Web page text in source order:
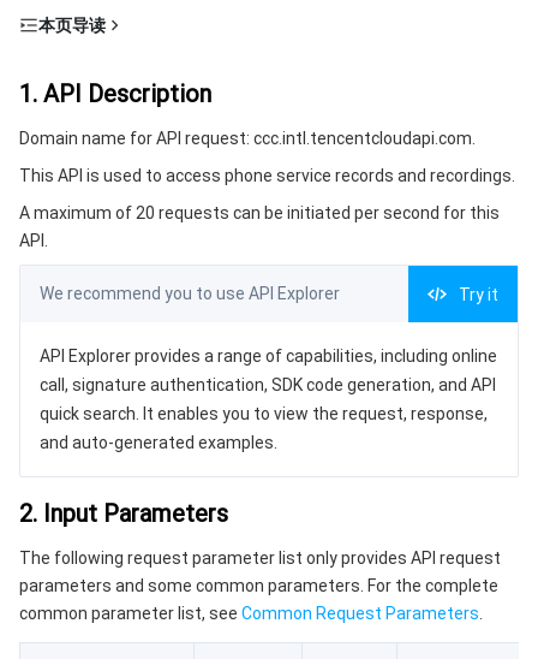
DDoS 防护
安全加速 SCDN
裸金属云服务器
GPU 云服务器
弹性伸缩
批量计算
高性能计算集群
容器
容器服务
容器镜像服务
分布式云
边缘可用区
弹性微服务
Serverless
文件存储
云 HDFS
数据加速器 GooseFS
日志服务
智能媒资托管
关系型数据库
云数据库 MariaDB
云数据库 PostgreSQL
云数据库 SQL Server
TDSQL-C MySQL 版
TDSQL MySQL 版
TDSQL Boundless
NoSQL 数据库
腾讯云分布式缓存数据库（兼容 Redis）
云数据库 MongoDB
数据库 SaaS 服务
数据传输服务
网络
本页导读
2. Input Parameters
3. Output Parameters
4. Example
Example1 Sample Code For Accessing Phone Call Record
5. Developer Resources
SDK
Command Line Interface
6. Error Code
1. API Description
Domain name for API request: ccc.intl.tencentcloudapi.com.
This API is used to access phone service records and recordings.
A maximum of 20 requests can be initiated per second for this
API.
We recommend you to use API Explorer Try it
API Explorer provides a range of capabilities, including online
call, signature authentication, SDK code generation, and API
quick search. It enables you to view the request, response,
and auto-generated examples.
2. Input Parameters
The following request parameter list only provides API request
parameters and some common parameters. For the complete
common parameter list, see Common Request Parameters